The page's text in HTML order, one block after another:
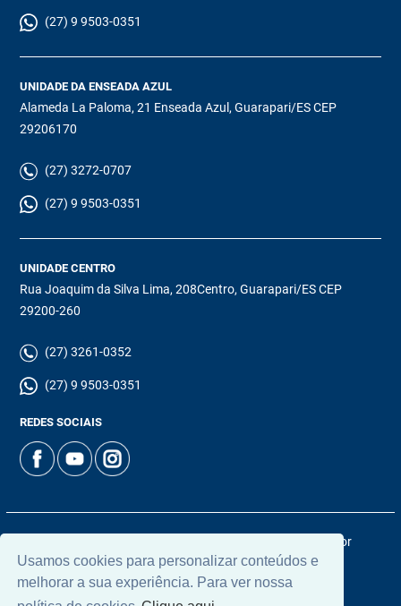
Usamos cookies para personalizar conteúdos e
melhorar a sua experiência. Para ver nossa
(27) 9 9503-0351
UNIDADE DA ENSEADA AZUL
Alameda La Paloma, 21 Enseada Azul, Guarapari/ES CEP
29206170
(27) 3272-0707
(27) 9 9503-0351
UNIDADE CENTRO
Rua Joaquim da Silva Lima, 208Centro, Guarapari/ES CEP
29200-260
(27) 3261-0352
(27) 9 9503-0351
REDES SOCIAIS
© 2026 | Chamoun Imóveis | CRECI: 5965J | Desenvolvido por
Universal Software.